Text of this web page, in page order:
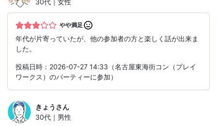
30代｜女性
やや満足
年代が片寄っていたが、他の参加者の方と楽しく話が出来ま
した。
投稿日時：2026-07-27 14:33（名古屋東海街コン（プレイ
ワークス）のパーティーに参加）
きょう さん
30代｜男性